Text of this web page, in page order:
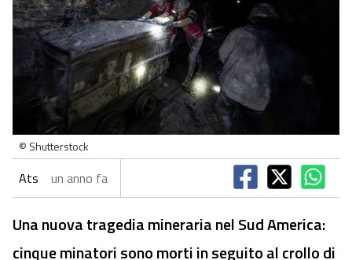
© Shutterstock
Ats un anno fa
Una nuova tragedia mineraria nel Sud America:
cinque minatori sono morti in seguito al crollo di